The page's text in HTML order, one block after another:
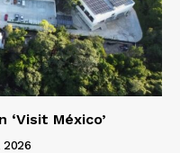
México’
2026